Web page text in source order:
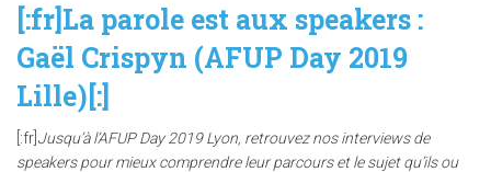
[:fr]La parole est aux speakers :
Gaël Crispyn (AFUP Day 2019
Lille)[:]
[:fr] Jusqu’à l’AFUP Day 2019 Lyon, retrouvez nos interviews de
speakers pour mieux comprendre leur parcours et le sujet qu’ils ou